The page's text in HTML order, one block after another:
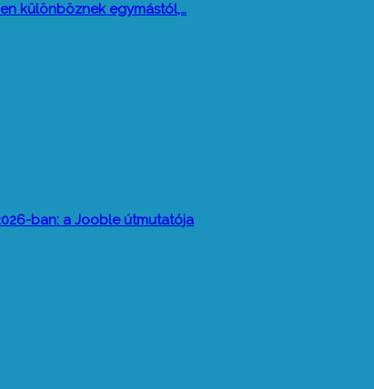
különböznek egymástól,…
ban: a Jooble útmutatója